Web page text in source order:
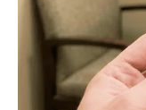
story
suvichar
tareef shayari